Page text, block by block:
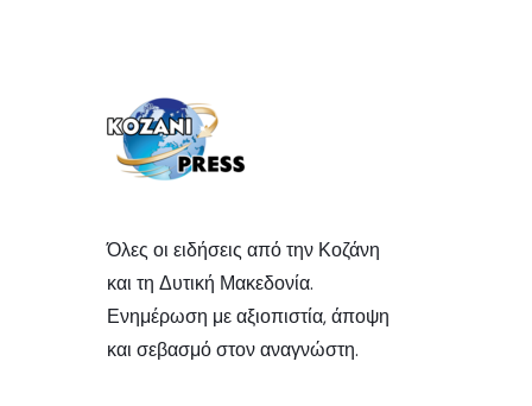
Όλες οι ειδήσεις από την Κοζάνη
και τη Δυτική Μακεδονία.
Ενημέρωση με αξιοπιστία, άποψη
και σεβασμό στον αναγνώστη.